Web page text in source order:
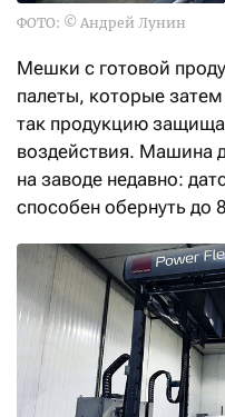
ФОТО: © Андрей Лунин
Мешки с готовой
палеты, которые
так продукцию
воздействия. Машина
на заводе недавно:
способен обернуть до